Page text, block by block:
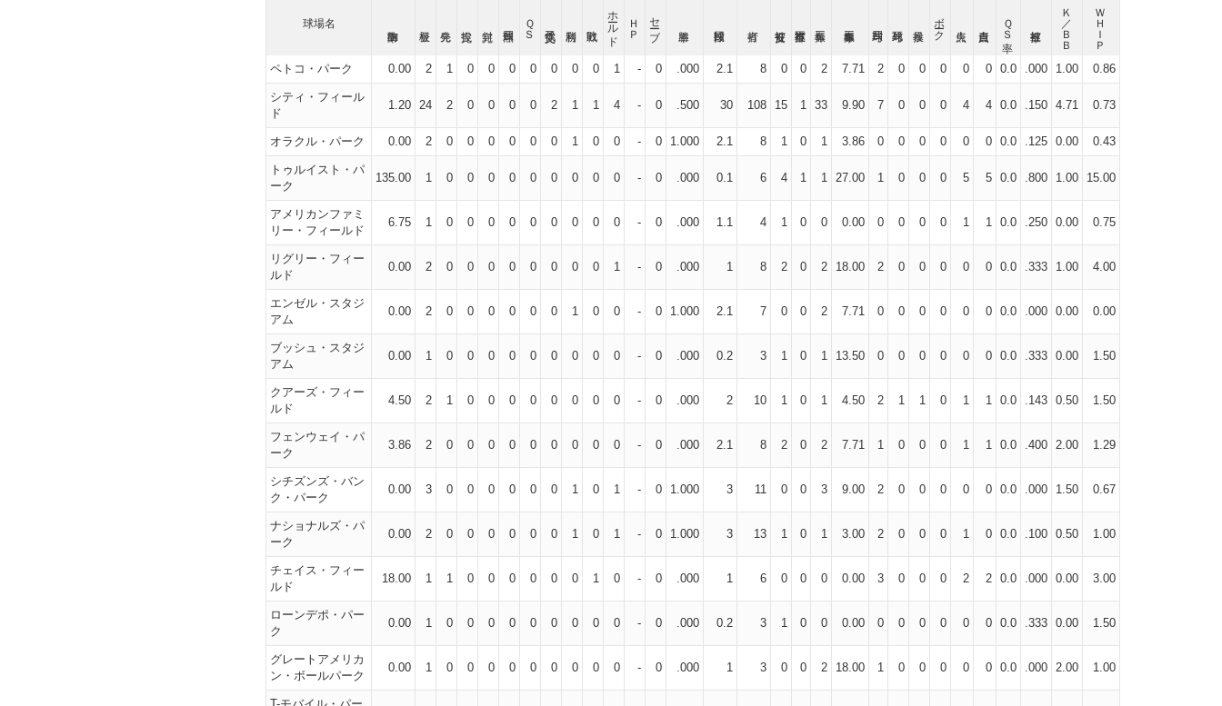
球場名 ＱＳ ホールド ＨＰ セーブ ボーク ＱＳ率 Ｋ／ＢＢ ＷＨＩＰ
ペトコ・パーク 0.00 2 1 0 0 0 0 0 0 0 1 - 0 .000 2.1 8 0 0 2 7.71 2 0 0 0 0 0 0.0 .000 1.00 0.86
シティ・フィール
ド
1.20 24 2 0 0 0 0 2 1 1 4 - 0 .500 30 108 15 1 33 9.90 7 0 0 0 4 4 0.0 .150 4.71 0.73
オラクル・パーク 0.00 2 0 0 0 0 0 0 1 0 0 - 0 1.000 2.1 8 1 0 1 3.86 0 0 0 0 0 0 0.0 .125 0.00 0.43
トゥルイスト・パ
ーク
135.00 1 0 0 0 0 0 0 0 0 0 - 0 .000 0.1 6 4 1 1 27.00 1 0 0 0 5 5 0.0 .800 1.00 15.00
アメリカンファミ
リー・フィールド
6.75 1 0 0 0 0 0 0 0 0 0 - 0 .000 1.1 4 1 0 0 0.00 0 0 0 0 1 1 0.0 .250 0.00 0.75
リグリー・フィー
ルド
0.00 2 0 0 0 0 0 0 0 0 1 - 0 .000 1 8 2 0 2 18.00 2 0 0 0 0 0 0.0 .333 1.00 4.00
エンゼル・スタジ
アム
0.00 2 0 0 0 0 0 0 1 0 0 - 0 1.000 2.1 7 0 0 2 7.71 0 0 0 0 0 0 0.0 .000 0.00 0.00
ブッシュ・スタジ
アム
0.00 1 0 0 0 0 0 0 0 0 0 - 0 .000 0.2 3 1 0 1 13.50 0 0 0 0 0 0 0.0 .333 0.00 1.50
クアーズ・フィー
ルド
4.50 2 1 0 0 0 0 0 0 0 0 - 0 .000 2 10 1 0 1 4.50 2 1 1 0 1 1 0.0 .143 0.50 1.50
フェンウェイ・パ
ーク
3.86 2 0 0 0 0 0 0 0 0 0 - 0 .000 2.1 8 2 0 2 7.71 1 0 0 0 1 1 0.0 .400 2.00 1.29
シチズンズ・バン
ク・パーク
0.00 3 0 0 0 0 0 0 1 0 1 - 0 1.000 3 11 0 0 3 9.00 2 0 0 0 0 0 0.0 .000 1.50 0.67
ナショナルズ・パ
ーク
0.00 2 0 0 0 0 0 0 1 0 1 - 0 1.000 3 13 1 0 1 3.00 2 0 0 0 1 0 0.0 .100 0.50 1.00
チェイス・フィー
ルド
18.00 1 1 0 0 0 0 0 0 1 0 - 0 .000 1 6 0 0 0 0.00 3 0 0 0 2 2 0.0 .000 0.00 3.00
ローンデポ・パー
ク
0.00 1 0 0 0 0 0 0 0 0 0 - 0 .000 0.2 3 1 0 0 0.00 0 0 0 0 0 0 0.0 .333 0.00 1.50
グレートアメリカ
ン・ボールパーク
0.00 1 0 0 0 0 0 0 0 0 0 - 0 .000 1 3 0 0 2 18.00 1 0 0 0 0 0 0.0 .000 2.00 1.00